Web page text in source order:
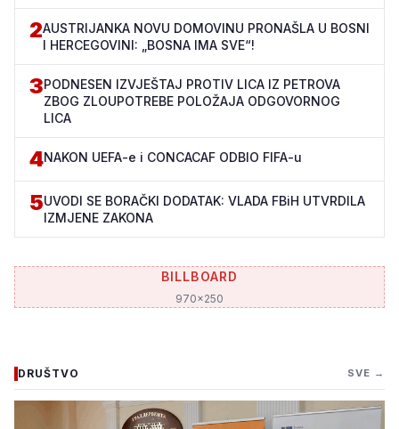
2AUSTRIJANKA NOVU DOMOVINU PRONAŠLA U BOSNI
I HERCEGOVINI: „BOSNA IMA SVE“!
3PODNESEN IZVJEŠTAJ PROTIV LICA IZ PETROVA
ZBOG ZLOUPOTREBE POLOŽAJA ODGOVORNOG
LICA
4NAKON UEFA-e i CONCACAF ODBIO FIFA-u
5UVODI SE BORAČKI DODATAK: VLADA FBiH UTVRDILA
IZMJENE ZAKONA
BILLBOARD
970x250
DRUŠTVO SVE →